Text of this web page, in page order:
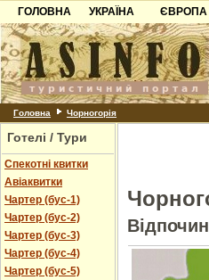
ГОЛОВНА
УКРАЇНА
Карпати
Азов
Причорноморря
Шацьк
ЄВРОПА
Хорватія
Болгарія
Головна Чорногорія
Готелі / Тури
Спекотні квитки
Авіаквитки
Чартер (бус-1)
Чартер (бус-2)
Чартер (бус-3)
Чартер (бус-4)
Чартер (бус-5)